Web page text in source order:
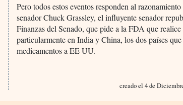
Pero todos estos eventos responden al
senador Chuck Grassley, el influyente senador
Finanzas del Senado, que pide a la FDA que
particularmente en India y China, los dos países
medicamentos a EE UU.
creado el 4 de